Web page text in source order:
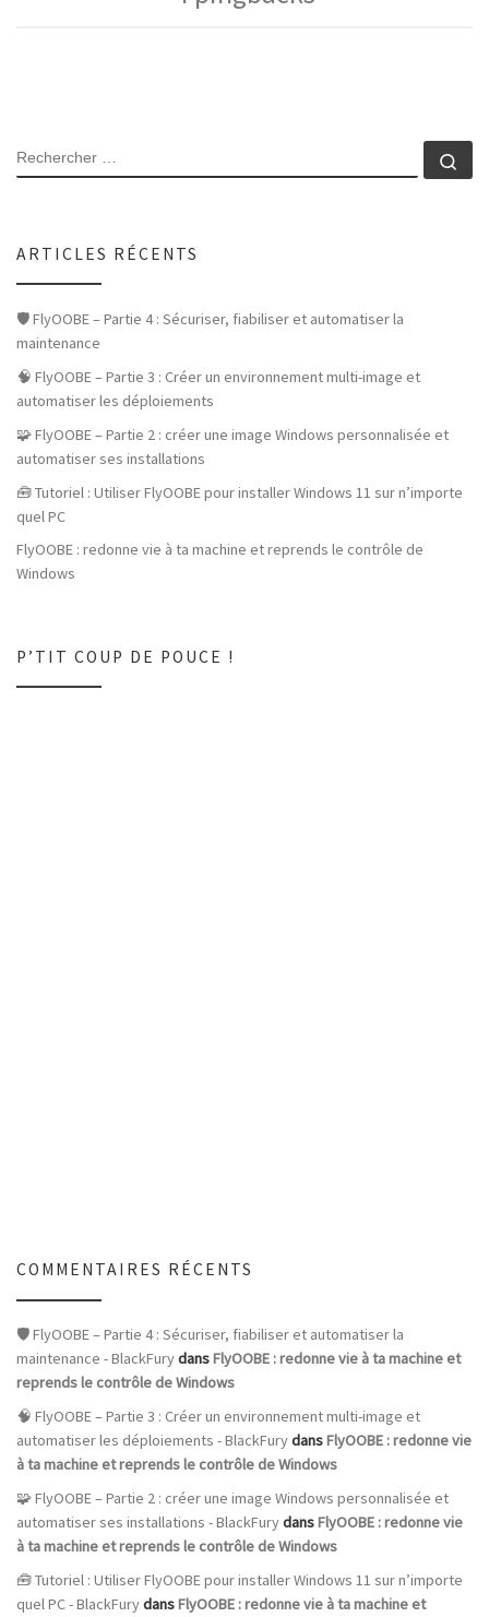
SEARCH
ARTICLES RÉCENTS
🛡️ FlyOOBE – Partie 4 : Sécuriser, fiabiliser et automatiser la
maintenance
🧠 FlyOOBE – Partie 3 : Créer un environnement multi-image et
automatiser les déploiements
🧩 FlyOOBE – Partie 2 : créer une image Windows personnalisée et
automatiser ses installations
🧰 Tutoriel : Utiliser FlyOOBE pour installer Windows 11 sur n’importe
quel PC
FlyOOBE : redonne vie à ta machine et reprends le contrôle de
Windows
P’TIT COUP DE POUCE !
COMMENTAIRES RÉCENTS
🛡️ FlyOOBE – Partie 4 : Sécuriser, fiabiliser et automatiser la
maintenance - BlackFurydansFlyOOBE : redonne vie à ta machine et
reprends le contrôle de Windows
🧠 FlyOOBE – Partie 3 : Créer un environnement multi-image et
automatiser les déploiements - BlackFurydansFlyOOBE : redonne vie
à ta machine et reprends le contrôle de Windows
🧩 FlyOOBE – Partie 2 : créer une image Windows personnalisée et
automatiser ses installations - BlackFurydansFlyOOBE : redonne vie
à ta machine et reprends le contrôle de Windows
🧰 Tutoriel : Utiliser FlyOOBE pour installer Windows 11 sur n’importe
quel PC - BlackFurydansFlyOOBE : redonne vie à ta machine et